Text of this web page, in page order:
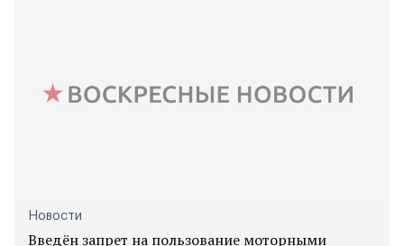
Новости
Введён запрет на пользование моторными